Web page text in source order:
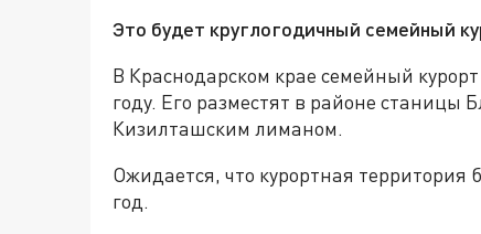
Это будет круглогодичный семейный
В Краснодарском крае семейный
году. Его разместят в районе
Кизилташским лиманом.
Ожидается, что курортная
год.